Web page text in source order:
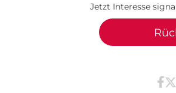
Jetzt Interesse